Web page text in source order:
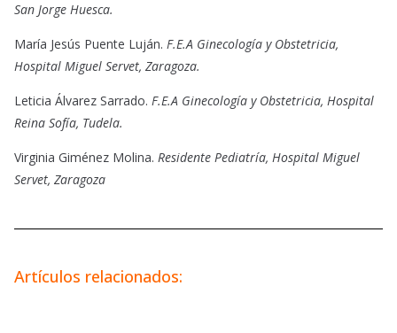
San Jorge Huesca.
María Jesús Puente Luján. F.E.A Ginecología y Obstetricia,
Hospital Miguel Servet, Zaragoza.
Leticia Álvarez Sarrado. F.E.A Ginecología y Obstetricia, Hospital
Reina Sofía, Tudela.
Virginia Giménez Molina. Residente Pediatría, Hospital Miguel
Servet, Zaragoza
Artículos relacionados: